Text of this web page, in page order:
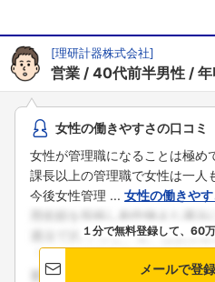
[理研計器株式会社]
営業 40代前半男性
女性の働きやすさの口コミ
女性が管理職になることは極め
課長以上の管理職で女性は一人
今後女性管理 ... 女性の働きや
１分で無料登録して、60
メールで登